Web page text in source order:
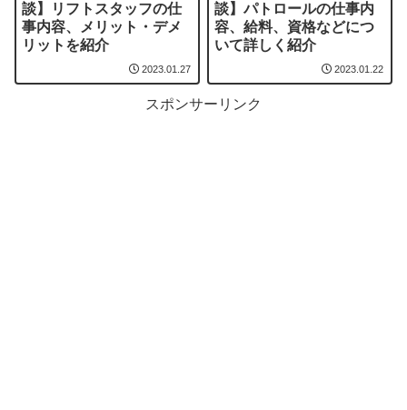
談】リフトスタッフの仕
事内容、メリット・デメ
リットを紹介
2023.01.27
談】パトロールの仕事内
容、給料、資格などにつ
いて詳しく紹介
2023.01.22
スポンサーリンク